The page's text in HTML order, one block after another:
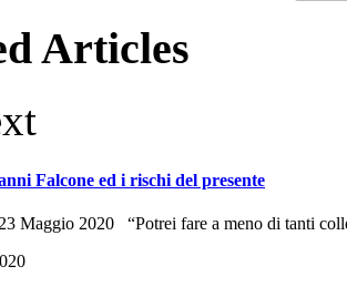
Articles
Falcone ed i rischi del presente
Maggio 2020 “Potrei fare a meno di tanti